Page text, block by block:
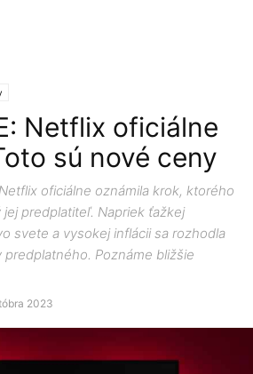
Netflix oficiálne
sú nové ceny
oficiálne oznámila krok, ktorého
predplatiteľ. Napriek ťažkej
svete a vysokej inflácii sa rozhodla
Poznáme bližšie
2023